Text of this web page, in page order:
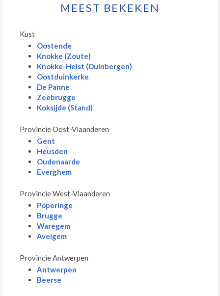
MEEST BEKEKEN
Kust
Oostende
Knokke (Zoute)
Knokke-Heist (Duinbergen)
Oostduinkerke
De Panne
Zeebrugge
Koksijde (Stand)
Provincie Oost-Vlaanderen
Gent
Heusden
Oudenaarde
Everghem
Provincie West-Vlaanderen
Poperinge
Brugge
Waregem
Avelgem
Provincie Antwerpen
Antwerpen
Beerse